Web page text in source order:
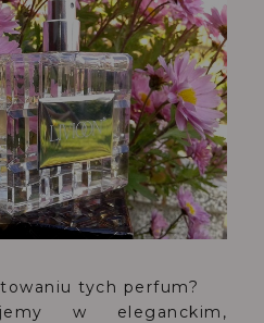
tych perfum?
w eleganckim,